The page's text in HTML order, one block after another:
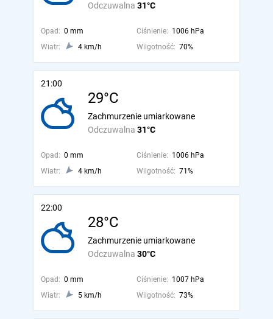
Odczuwalna 31°C
Opad: 0 mm Ciśnienie: 1006 hPa
Wiatr:
4 km/h Wilgotność: 70%
21:00
29°C
Odczuwalna 31°C
Zachmurzenie umiarkowane
Opad: 0 mm Ciśnienie: 1006 hPa
Wiatr:
4 km/h Wilgotność: 71%
22:00
28°C
Odczuwalna 30°C
Zachmurzenie umiarkowane
Opad: 0 mm Ciśnienie: 1007 hPa
Wiatr:
5 km/h Wilgotność: 73%